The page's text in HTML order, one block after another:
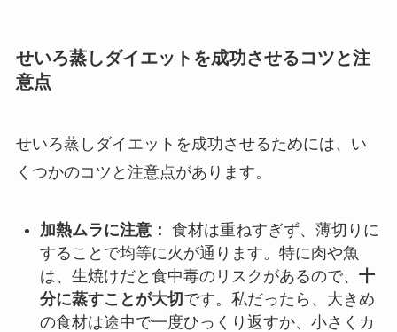
せいろ蒸しダイエットを成功させるコツと注
意点
せいろ蒸しダイエットを成功させるためには、い
くつかのコツと注意点があります。
加熱ムラに注意： 食材は重ねすぎず、薄切りに
することで均等に火が通ります。特に肉や魚
は、生焼けだと食中毒のリスクがあるので、 十
分に蒸すことが大切です。私だったら、大きめ
の食材は途中で一度ひっくり返すか、小さくカ